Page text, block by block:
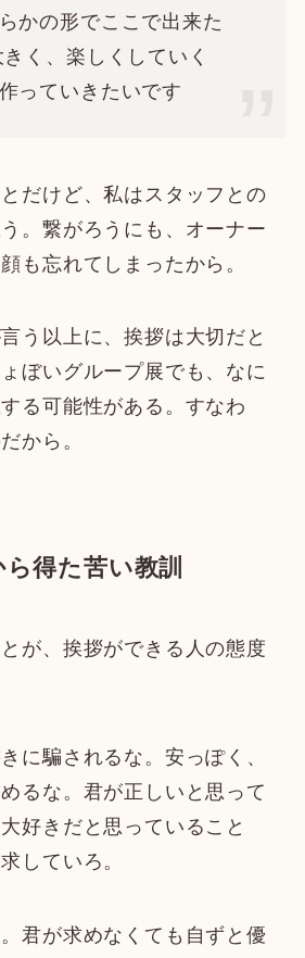
かの形でここで出来た
く、楽しくしていく
っていきたいです
だけど、私はスタッフとの
。繋がろうにも、オーナー
も忘れてしまったから。
う以上に、挨拶は大切だと
ぼいグループ展でも、なに
る可能性がある。すなわ
から。
得た苦い教訓
が、挨拶ができる人の態度
に騙されるな。安っぽく、
るな。君が正しいと思って
好きだと思っていること
していろ。
君が求めなくても自ずと優